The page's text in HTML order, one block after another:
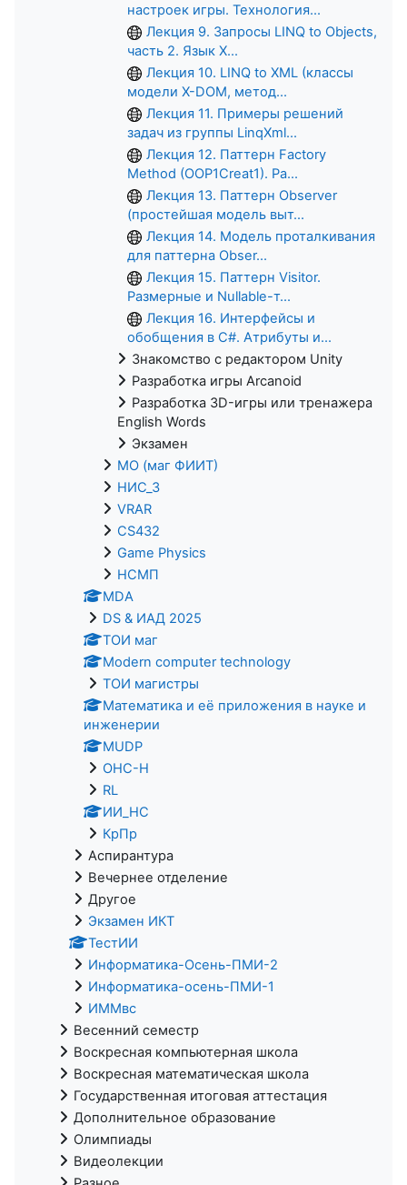
настроек игры. Технология...
Лекция 9. Запросы LINQ to Objects,
часть 2. Язык X...
Лекция 10. LINQ to XML (классы
модели X-DOM, метод...
Лекция 11. Примеры решений
задач из группы LinqXml...
Лекция 12. Паттерн Factory
Method (OOP1Creat1). Ра...
Лекция 13. Паттерн Observer
(простейшая модель выт...
Лекция 14. Модель проталкивания
для паттерна Obser...
Лекция 15. Паттерн Visitor.
Размерные и Nullable-т...
Лекция 16. Интерфейсы и
обобщения в C#. Атрибуты и...
Знакомство с редактором Unity
Разработка игры Arcanoid
Разработка 3D-игры или тренажера
English Words
Экзамен
МО (маг ФИИТ)
НИС_3
VRAR
CS432
Game Physics
НСМП
MDA
DS & ИАД 2025
ТОИ маг
Modern computer technology
ТОИ магистры
Математика и её приложения в науке и
инженерии
MUDP
ОНС-Н
RL
ИИ_НС
КрПр
Аспирантура
Вечернее отделение
Другое
Экзамен ИКТ
ТестИИ
Информатика-Осень-ПМИ-2
Информатика-осень-ПМИ-1
ИММвс
Весенний семестр
Воскресная компьютерная школа
Воскресная математическая школа
Государственная итоговая аттестация
Дополнительное образование
Олимпиады
Видеолекции